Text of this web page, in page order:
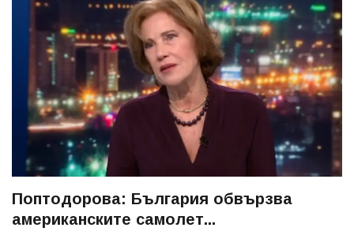
Поптодорова: България обвързва
американските самолет...